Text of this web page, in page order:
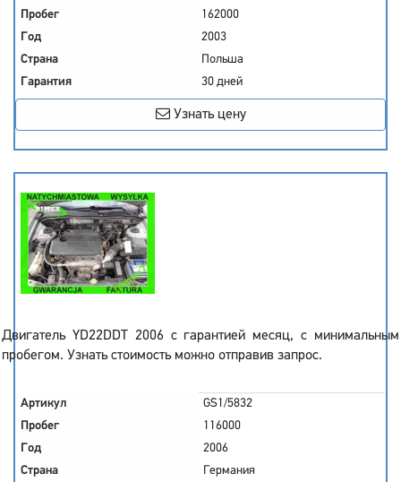
Пробег
162000
Год
2003
Страна
Польша
Гарантия
30 дней
Узнать цену
Двигатель YD22DDT 2006 с гарантией месяц, с минимальным
пробегом. Узнать стоимость можно отправив запрос.
Артикул
GS1/5832
Пробег
116000
Год
2006
Страна
Германия